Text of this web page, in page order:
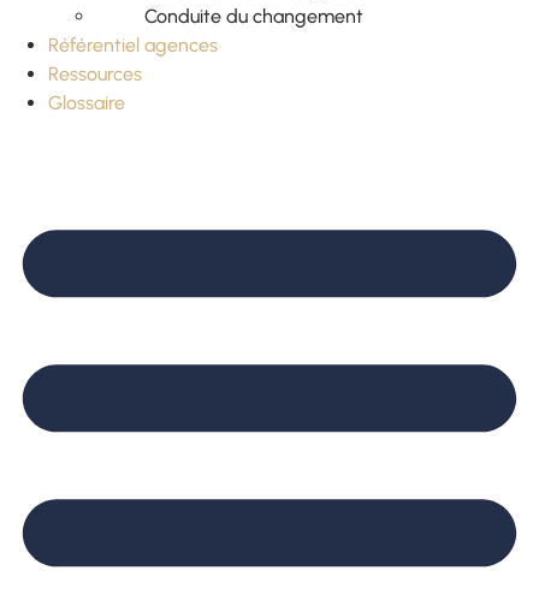
Conduite du changement
Référentiel agences
Ressources
Glossaire